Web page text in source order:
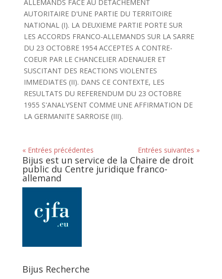
ALLEMANDS FACE AU DETACHEMENT
AUTORITAIRE D'UNE PARTIE DU TERRITOIRE
NATIONAL (I). LA DEUXIEME PARTIE PORTE SUR
LES ACCORDS FRANCO-ALLEMANDS SUR LA SARRE
DU 23 OCTOBRE 1954 ACCEPTES A CONTRE-
COEUR PAR LE CHANCELIER ADENAUER ET
SUSCITANT DES REACTIONS VIOLENTES
IMMEDIATES (II). DANS CE CONTEXTE, LES
RESULTATS DU REFERENDUM DU 23 OCTOBRE
1955 S'ANALYSENT COMME UNE AFFIRMATION DE
LA GERMANITE SARROISE (III).
« Entrées précédentes Entrées suivantes »
Bijus est un service de la Chaire de droit
public du Centre juridique franco-
allemand
Bijus Recherche